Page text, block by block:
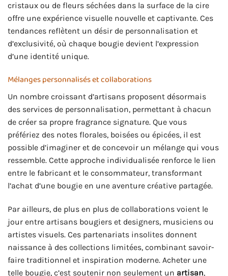
cristaux ou de fleurs séchées dans la surface de la cire
offre une expérience visuelle nouvelle et captivante. Ces
tendances reflètent un désir de personnalisation et
d’exclusivité, où chaque bougie devient l’expression
d’une identité unique.
Mélanges personnalisés et collaborations
Un nombre croissant d’artisans proposent désormais
des services de personnalisation, permettant à chacun
de créer sa propre fragrance signature. Que vous
préfériez des notes florales, boisées ou épicées, il est
possible d’imaginer et de concevoir un mélange qui vous
ressemble. Cette approche individualisée renforce le lien
entre le fabricant et le consommateur, transformant
l’achat d’une bougie en une aventure créative partagée.
Par ailleurs, de plus en plus de collaborations voient le
jour entre artisans bougiers et designers, musiciens ou
artistes visuels. Ces partenariats insolites donnent
naissance à des collections limitées, combinant savoir-
faire traditionnel et inspiration moderne. Acheter une
telle bougie, c’est soutenir non seulement un artisan,